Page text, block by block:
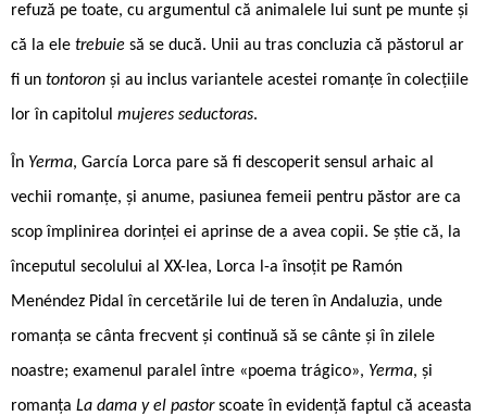
refuză pe toate, cu argumentul că animalele lui sunt pe munte și
că la ele trebuie să se ducă. Unii au tras concluzia că păstorul ar
fi un tontoron și au inclus variantele acestei romanțe în colecțiile
lor în capitolul mujeres seductoras.
În Yerma, García Lorca pare să fi descoperit sensul arhaic al
vechii romanțe, și anume, pasiunea femeii pentru păstor are ca
scop împlinirea dorinței ei aprinse de a avea copii. Se știe că, la
începutul secolului al XX-lea, Lorca l-a însoțit pe Ramón
Menéndez Pidal în cercetările lui de teren în Andaluzia, unde
romanța se cânta frecvent și continuă să se cânte și în zilele
noastre; examenul paralel între «poema trágico», Yerma, și
romanța La dama y el pastorscoate în evidență faptul că aceasta